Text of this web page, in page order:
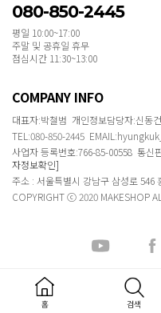
080-850-2445
평일 10:00~17:00
주말 및 공휴일 휴무
점심시간 11:30~13:00
COMPANY INFO
대표자:박철범 개인정보담당자:신동건
TEL:080-850-2445
사업자 등록번호:766-85-00558 통신
자정보확인]
주소 : 서울특별시 강남구 삼성로 546
COPYRIGHT ⓒ 2020 MAKESHOP
홈 검색